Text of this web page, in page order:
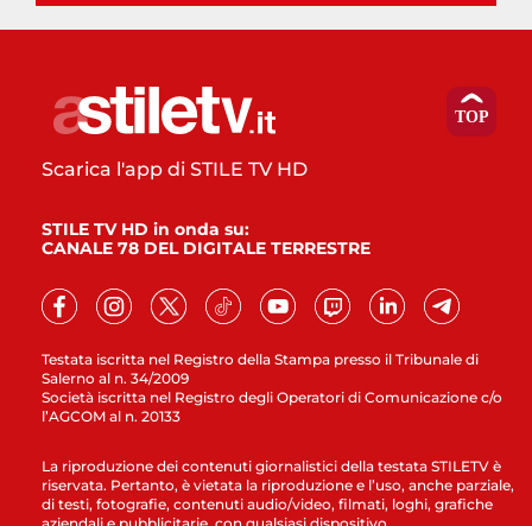
Testata iscritta nel Registro della Stampa presso il Tribunale di
Salerno al n. 34/2009
Società iscritta nel Registro degli Operatori di Comunicazione c/o
l’AGCOM al n. 20133
Scarica l'app di STILE TV HD
STILE TV HD in onda su:
CANALE 78 DEL DIGITALE TERRESTRE
La riproduzione dei contenuti giornalistici della testata STILETV è
riservata. Pertanto, è vietata la riproduzione e l’uso, anche parziale,
di testi, fotografie, contenuti audio/video, filmati, loghi, grafiche